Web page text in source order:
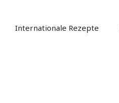
Internationale Rezepte